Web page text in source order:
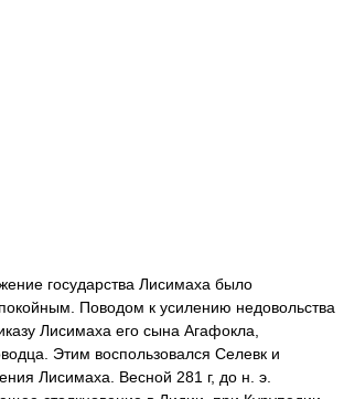
государства Лисимаха было
Поводом к усилению недовольства
Лисимаха его сына Агафокла,
Этим воспользовался Селевк и
Лисимаха. Весной 281 г, до н. э.